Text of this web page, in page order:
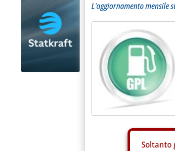
L'aggiornamento mensile
Soltanto